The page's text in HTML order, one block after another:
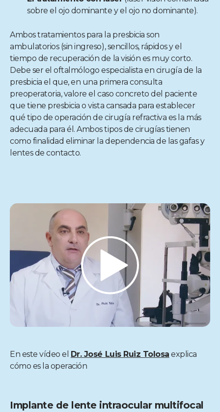
sobre el ojo dominante y el ojo no dominante).
Ambos tratamientos para la presbicia son
ambulatorios (sin ingreso), sencillos, rápidos y el
tiempo de recuperación de la visión es muy corto.
Debe ser el oftalmólogo especialista en cirugía de la
presbicia el que, en una primera consulta
preoperatoria, valore el caso concreto del paciente
que tiene presbicia o vista cansada para establecer
qué tipo de operación de cirugía refractiva es la más
adecuada para él. Ambos tipos de cirugías tienen
como finalidad eliminar la dependencia de las gafas y
lentes de contacto.
En este vídeo el Dr. José Luis Ruiz Tolosa explica
cómo es la operación
Implante de lente intraocular multifocal